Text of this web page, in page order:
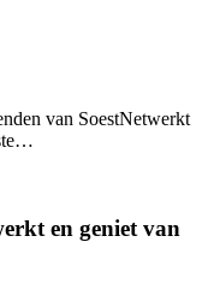
van SoestNetwerkt
en geniet van